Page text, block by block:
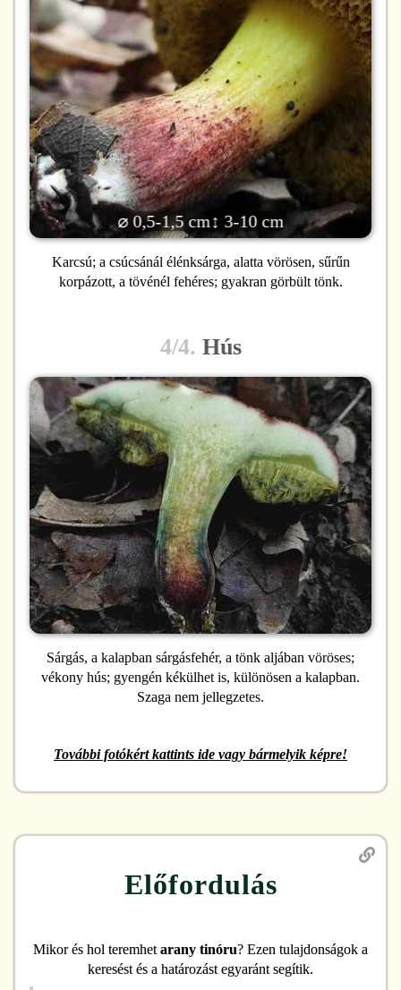
Karcsú; a csúcsánál élénksárga, alatta vörösen, sűrűn
korpázott, a tövénél fehéres; gyakran görbült tönk.
⌀ 0,5-1,5 cm↕ 3-10 cm
4/4. Hús
Sárgás, a kalapban sárgásfehér, a tönk aljában vöröses;
vékony hús; gyengén kékülhet is, különösen a kalapban.
Szaga nem jellegzetes.
További fotókért kattints ide vagy bármelyik képre!
Előfordulás
Mikor és hol teremhet arany tinóru? Ezen tulajdonságok a
keresést és a határozást egyaránt segítik.